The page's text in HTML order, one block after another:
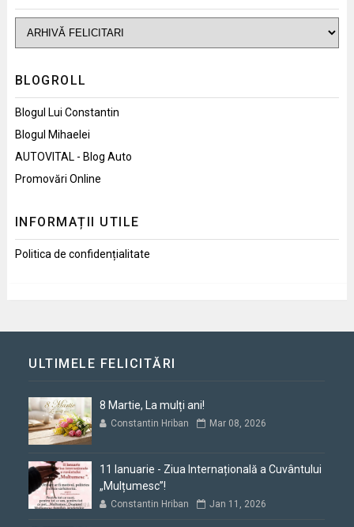
BLOGROLL
Blogul Lui Constantin
Blogul Mihaelei
AUTOVITAL - Blog Auto
Promovări Online
INFORMAȚII UTILE
Politica de confidențialitate
ULTIMELE FELICITĂRI
8 Martie, La mulți ani!
Constantin Hriban Mar 08, 2026
11 Ianuarie - Ziua Internațională a Cuvântului
„Mulțumesc”!
Constantin Hriban Jan 11, 2026